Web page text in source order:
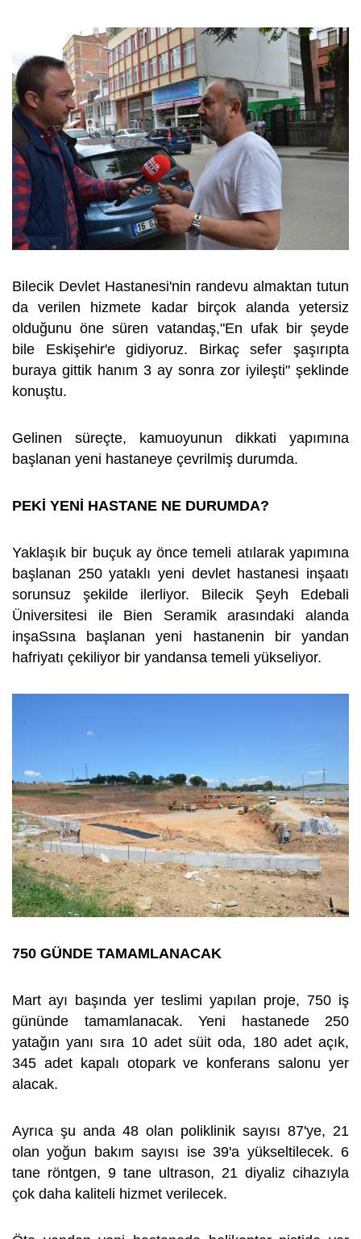
Bilecik Devlet Hastanesi'nin randevu almaktan tutun
da verilen hizmete kadar birçok alanda yetersiz
olduğunu öne süren vatandaş,"En ufak bir şeyde
bile Eskişehir'e gidiyoruz. Birkaç sefer şaşırıpta
buraya gittik hanım 3 ay sonra zor iyileşti" şeklinde
konuştu.
Gelinen süreçte, kamuoyunun dikkati yapımına
başlanan yeni hastaneye çevrilmiş durumda.
PEKİ YENİ HASTANE NE DURUMDA?
Yaklaşık bir buçuk ay önce temeli atılarak yapımına
başlanan 250 yataklı yeni devlet hastanesi inşaatı
sorunsuz şekilde ilerliyor. Bilecik Şeyh Edebali
Üniversitesi ile Bien Seramik arasındaki alanda
inşaSsına başlanan yeni hastanenin bir yandan
hafriyatı çekiliyor bir yandansa temeli yükseliyor.
750 GÜNDE TAMAMLANACAK
Mart ayı başında yer teslimi yapılan proje, 750 iş
gününde tamamlanacak. Yeni hastanede 250
yatağın yanı sıra 10 adet süit oda, 180 adet açık,
345 adet kapalı otopark ve konferans salonu yer
alacak.
Ayrıca şu anda 48 olan poliklinik sayısı 87'ye, 21
olan yoğun bakım sayısı ise 39'a yükseltilecek. 6
tane röntgen, 9 tane ultrason, 21 diyaliz cihazıyla
çok daha kaliteli hizmet verilecek.